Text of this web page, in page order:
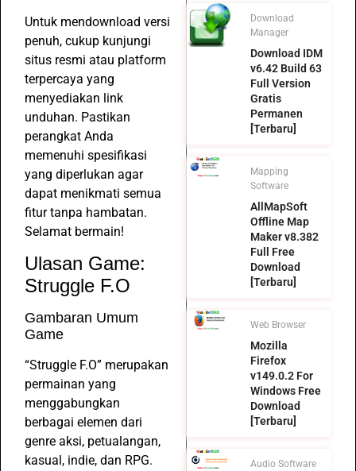
Untuk mendownload versi
penuh, cukup kunjungi
situs resmi atau platform
terpercaya yang
menyediakan link
unduhan. Pastikan
perangkat Anda
memenuhi spesifikasi
yang diperlukan agar
dapat menikmati semua
fitur tanpa hambatan.
Selamat bermain!
Ulasan Game:
Struggle F.O
Gambaran Umum
Game
“Struggle F.O” merupakan
permainan yang
menggabungkan
berbagai elemen dari
genre aksi, petualangan,
kasual, indie, dan RPG.
Download
Manager
Download IDM
v6.42 Build 63
Full Version
Gratis
Permanen
[Terbaru]
Mapping
Software
AllMapSoft
Offline Map
Maker v8.382
Full Free
Download
[Terbaru]
Web Browser
Mozilla
Firefox
v149.0.2 For
Windows Free
Download
[Terbaru]
Audio Software